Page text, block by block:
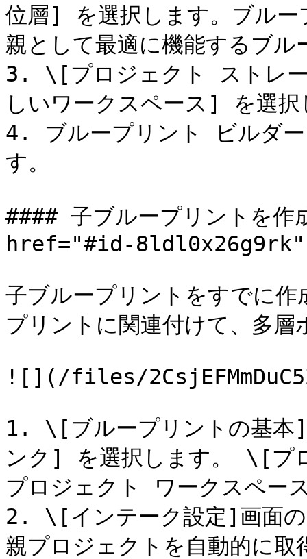
位層] を選択します。ブル
親として最適に機能するブ
3. \[プロジェクト ストレ
しいワークスペース] を選択
4. ブループリント ビルダ
す。
#### 子ブループリントを作
href="#id-
子ブループリントをすでに
プリントに関連付けて、多
![](/files/
1. \[ブループリントの基
ンク] を選択します。 \[プ
プロジェクト ワークスペー
2. \[インテーク設定]画面
親プロジェクトを自動的に